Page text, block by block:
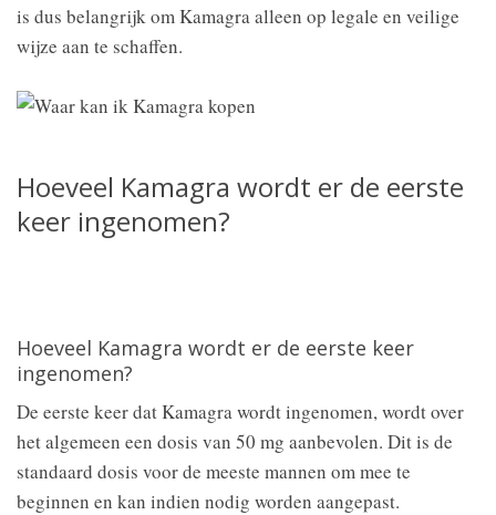
is dus belangrijk om Kamagra alleen op legale en veilige
wijze aan te schaffen.
Hoeveel Kamagra wordt er de eerste
keer ingenomen?
Hoeveel Kamagra wordt er de eerste keer
ingenomen?
De eerste keer dat Kamagra wordt ingenomen, wordt over
het algemeen een dosis van 50 mg aanbevolen. Dit is de
standaard dosis voor de meeste mannen om mee te
beginnen en kan indien nodig worden aangepast.